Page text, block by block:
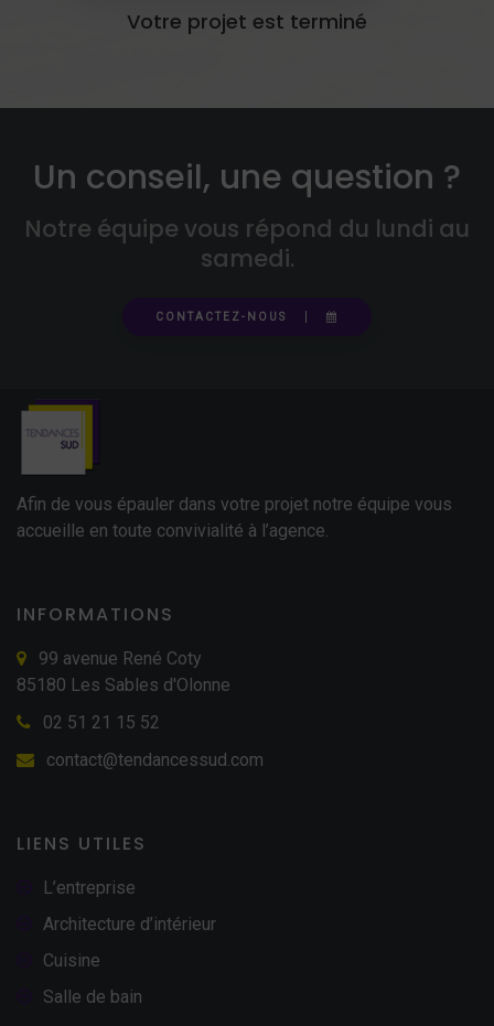
Votre projet est terminé
Un conseil, une question ?
Notre équipe vous répond du lundi au
samedi.
CONTACTEZ-NOUS
Afin de vous épauler dans votre projet notre équipe vous
accueille en toute convivialité à l’agence.
INFORMATIONS
99 avenue René Coty
85180 Les Sables d'Olonne
02 51 21 15 52
contact@tendancessud.com
LIENS UTILES
L’entreprise
Architecture d’intérieur
Cuisine
Salle de bain